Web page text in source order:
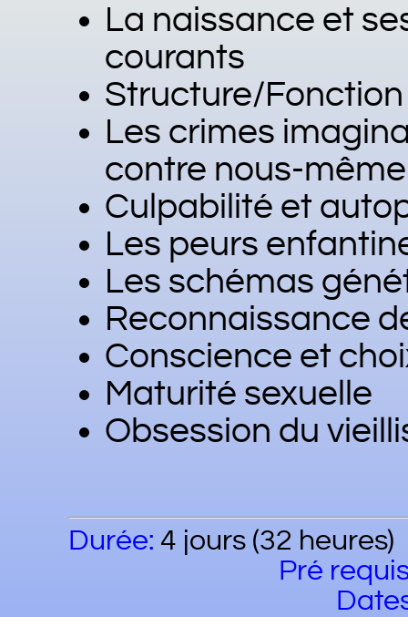
La naissance et
courants
Structure/
Les crimes
contre nous-même
Culpabilité et
Les peurs
Les schémas
Reconnaissance
Conscience et
Maturité sexuelle
Obsession du
Durée: 4 jours
Pré